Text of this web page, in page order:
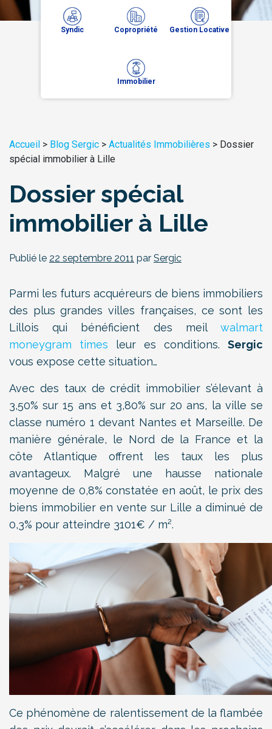
Syndic Copropriété Gestion Locative
Immobilier
Accueil > Blog Sergic > Actualités Immobilières > Dossier
spécial immobilier à Lille
Dossier spécial
immobilier à Lille
Publié le 22 septembre 2011 par Sergic
Parmi les futurs acquéreurs de biens immobiliers
des plus grandes villes françaises, ce sont les
Lillois qui bénéficient des meil walmart
moneygram times leur es conditions. Sergic
vous expose cette situation…
Avec des taux de crédit immobilier s’élevant à
3,50% sur 15 ans et 3,80% sur 20 ans, la ville se
classe numéro 1 devant Nantes et Marseille. De
manière générale, le Nord de la France et la
côte Atlantique offrent les taux les plus
avantageux. Malgré une hausse nationale
moyenne de 0,8% constatée en août, le prix des
biens immobilier en vente sur Lille a diminué de
0,3% pour atteindre 3101€ / m².
Ce phénomène de ralentissement de la flambée